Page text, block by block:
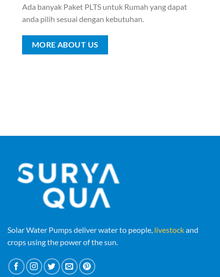
Ada banyak Paket PLTS untuk Rumah yang dapat
anda pilih sesuai dengan kebutuhan.
MORE ABOUT US
Solar Water Pumps deliver water to people, livestockand
crops using the power of the sun.